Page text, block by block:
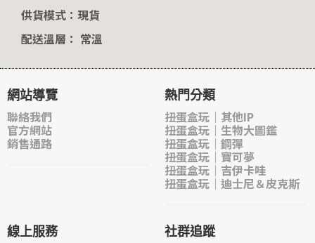
供貨模式：現貨
配送溫層： 常溫
網站導覽
聯絡我們
官方網站
銷售通路
熱門分類
扭蛋盒玩｜其他IP
扭蛋盒玩｜生物大圖鑑
扭蛋盒玩｜鋼彈
扭蛋盒玩｜寶可夢
扭蛋盒玩｜吉伊卡哇
扭蛋盒玩｜迪士尼＆皮克斯
線上服務 社群追蹤